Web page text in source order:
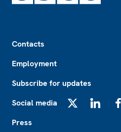
Contacts
Employment
Subscribe for updates
Social media
Press